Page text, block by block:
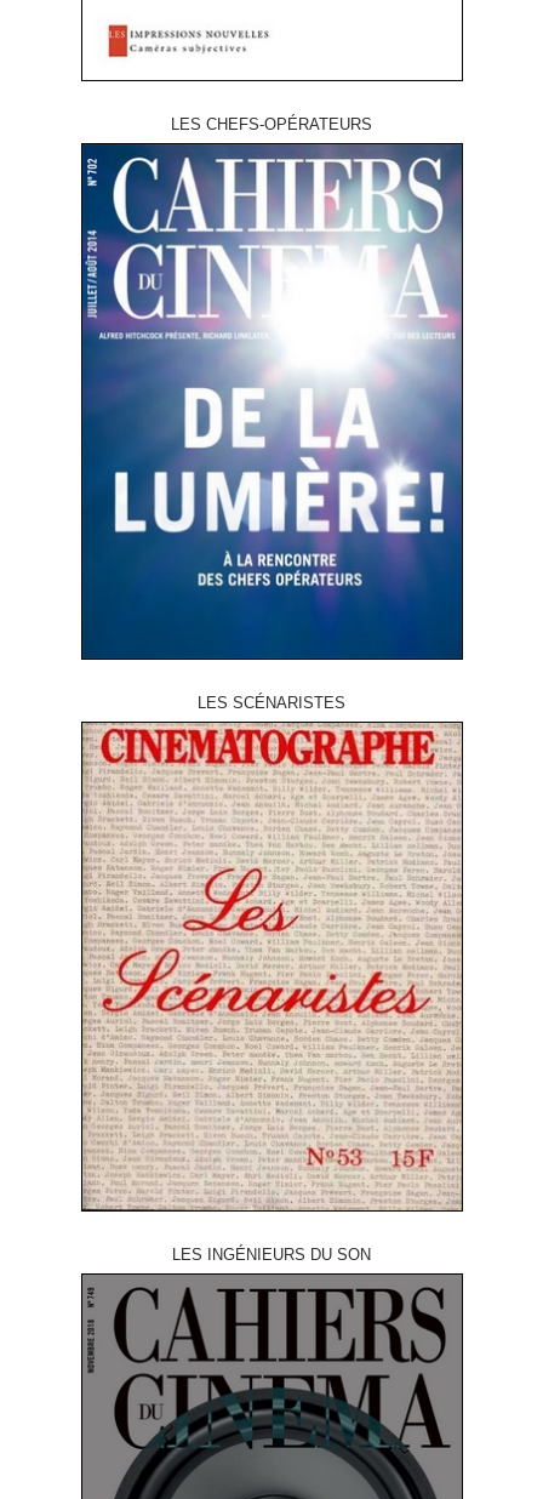
LES CHEFS-OPÉRATEURS
LES SCÉNARISTES
LES INGÉNIEURS DU SON